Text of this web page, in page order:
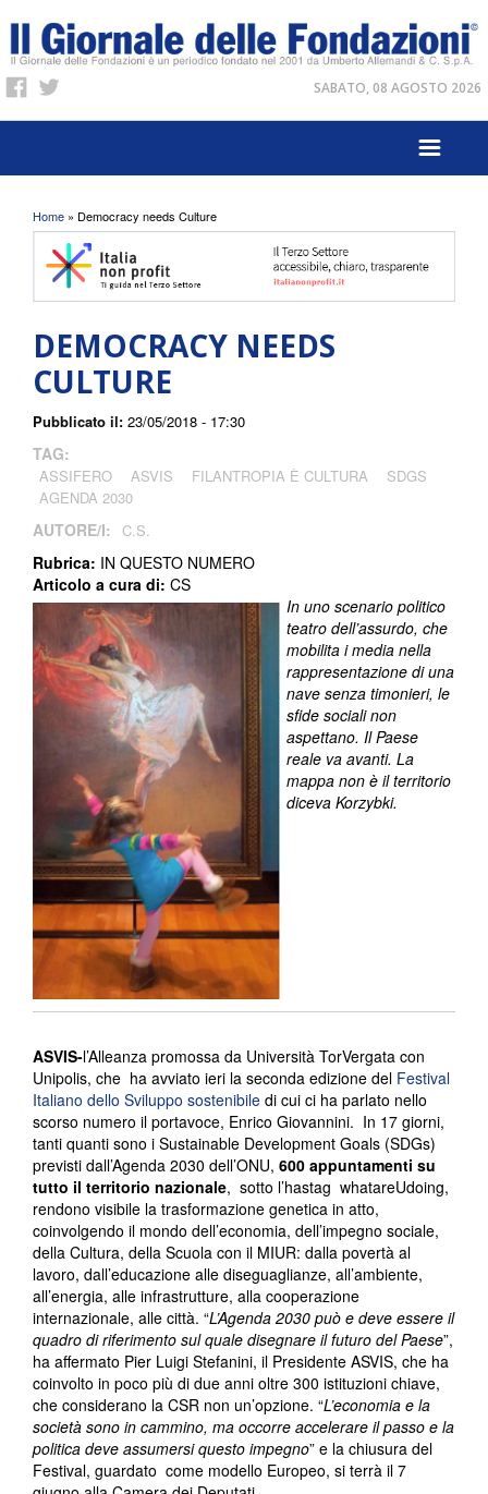
SABATO, 08 AGOSTO 2026
Tu sei qui
Home » Democracy needs Culture
DEMOCRACY NEEDS
CULTURE
Pubblicato il: 23/05/2018 - 17:30
TAG:
ASSIFERO ASVIS FILANTROPIA È CULTURA
SDGS
AGENDA 2030
AUTORE/I: C.S.
Rubrica: IN QUESTO NUMERO
Articolo a cura di: CS
In uno scenario politico
teatro dell’assurdo, che
mobilita i media nella
rappresentazione di una
nave senza timonieri, le
sfide sociali non
aspettano. Il Paese
reale va avanti. La
mappa non è il territorio
diceva Korzybki.
ASVIS-l’Alleanza promossa da Università TorVergata con
Unipolis, che ha avviato ieri la seconda edizione del Festival
Italiano dello Sviluppo sostenibile di cui ci ha parlato nello
scorso numero il portavoce, Enrico Giovannini. In 17 giorni,
tanti quanti sono i Sustainable Development Goals (SDGs)
previsti dall’Agenda 2030 dell’ONU, 600 appuntamenti su
tutto il territorio nazionale, sotto l’hastag whatareUdoing,
rendono visibile la trasformazione genetica in atto,
coinvolgendo il mondo dell’economia, dell’impegno sociale,
della Cultura, della Scuola con il MIUR: dalla povertà al
lavoro, dall’educazione alle diseguaglianze, all’ambiente,
all’energia, alle infrastrutture, alla cooperazione
internazionale, alle città. “L’Agenda 2030 può e deve essere il
quadro di riferimento sul quale disegnare il futuro del Paese”,
ha affermato Pier Luigi Stefanini, il Presidente ASVIS, che ha
coinvolto in poco più di due anni oltre 300 istituzioni chiave,
che considerano la CSR non un’opzione. “L’economia e la
società sono in cammino, ma occorre accelerare il passo e la
politica deve assumersi questo impegno” e la chiusura del
Festival, guardato come modello Europeo, si terrà il 7